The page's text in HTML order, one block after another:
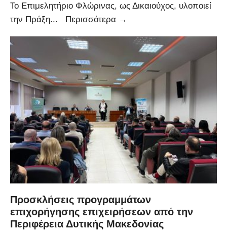
Το Επιμελητήριο Φλώρινας, ως Δικαιούχος, υλοποιεί
την Πράξη... Περισσότερα →
ενδιαφέροντος
για
την
εγγραφή
στο
μητρώο
επιχειρήσεων
πρακτικής
άσκησης
για
το
Πρόγραμμα
«Ολοκληρωμένο
Πρόγραμμα
Προσκλήσεις προγραμμάτων
επιχορήγησης επιχειρήσεων από την
Περιφέρεια Δυτικής Μακεδονίας